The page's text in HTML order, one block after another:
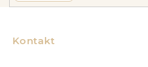
Kontakt